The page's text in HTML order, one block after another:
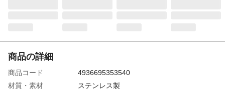
商品の詳細
商品コード
4936695353540
材質・素材
ステンレス製